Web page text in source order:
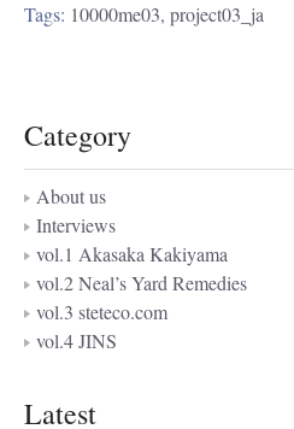
Tags: 10000me03, project03_ja
Category
About us
Interviews
vol.1 Akasaka Kakiyama
vol.2 Neal’s Yard Remedies
vol.3 steteco.com
vol.4 JINS
Latest